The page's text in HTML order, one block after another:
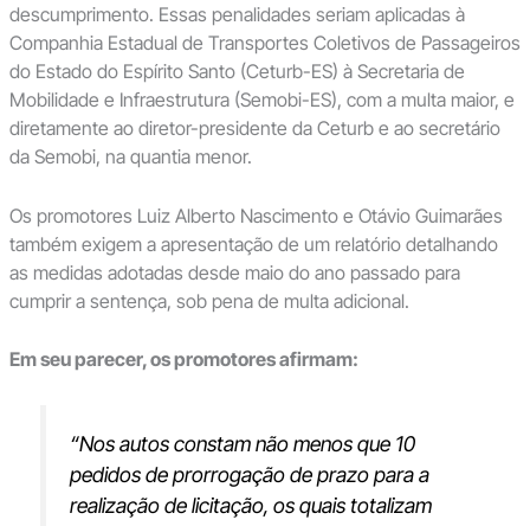
descumprimento. Essas penalidades seriam aplicadas à
Companhia Estadual de Transportes Coletivos de Passageiros
do Estado do Espírito Santo (Ceturb-ES) à Secretaria de
Mobilidade e Infraestrutura (Semobi-ES), com a multa maior, e
diretamente ao diretor-presidente da Ceturb e ao secretário
da Semobi, na quantia menor.
Os promotores Luiz Alberto Nascimento e Otávio Guimarães
também exigem a apresentação de um relatório detalhando
as medidas adotadas desde maio do ano passado para
cumprir a sentença, sob pena de multa adicional.
Em seu parecer, os promotores afirmam:
“Nos autos constam não menos que 10
pedidos de prorrogação de prazo para a
realização de licitação, os quais totalizam